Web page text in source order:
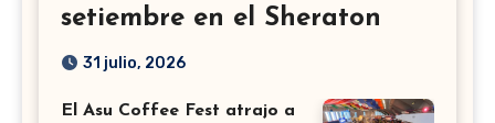
setiembre en el Sheraton
31 julio, 2026
El Asu Coffee Fest atrajo a